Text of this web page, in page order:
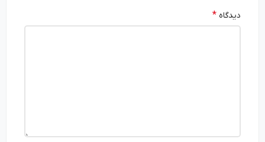
دیدگاه*